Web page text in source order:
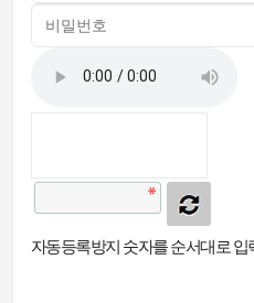
자동등록방지 숫자를 순서대로 입